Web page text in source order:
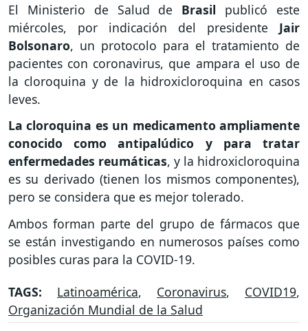
El Ministerio de Salud de Brasil publicó este
miércoles, por indicación del presidente Jair
Bolsonaro, un protocolo para el tratamiento de
pacientes con coronavirus, que ampara el uso de
la cloroquina y de la hidroxicloroquina en casos
leves.
La cloroquina es un medicamento ampliamente
conocido como antipalúdico y para tratar
enfermedades reumáticas, y la hidroxicloroquina
es su derivado (tienen los mismos componentes),
pero se considera que es mejor tolerado.
Ambos forman parte del grupo de fármacos que
se están investigando en numerosos países como
posibles curas para la COVID-19.
TAGS: Latinoamérica, Coronavirus, COVID19,
Organización Mundial de la Salud